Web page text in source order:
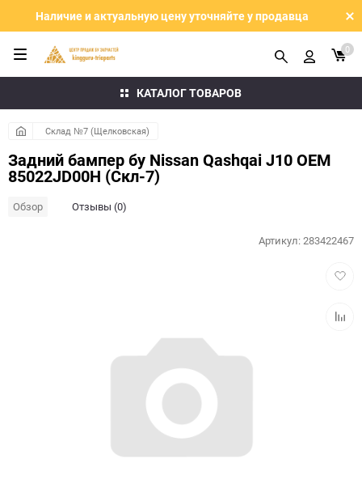
Наличие и актуальную цену уточняйте у продавца
КАТАЛОГ ТОВАРОВ
0
Склад №7 (Щелковская)
Задний бампер бу Nissan Qashqai J10 OEM
85022JD00H (Скл-7)
Обзор Отзывы (0)
Артикул:283422467